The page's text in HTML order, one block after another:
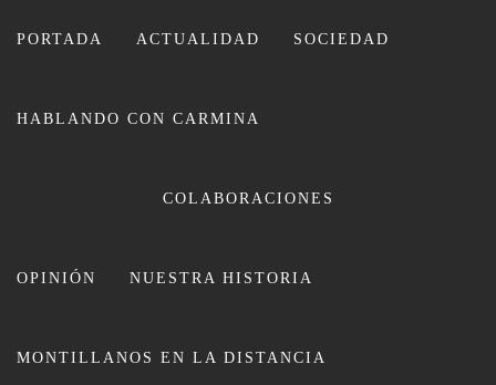
PORTADA ACTUALIDAD SOCIEDAD
HABLANDO CON CARMINA
COLABORACIONES
OPINIÓN NUESTRA HISTORIA
MONTILLANOS EN LA DISTANCIA